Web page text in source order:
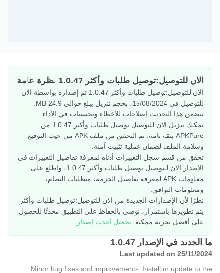
الان للتوصيل:توصيل طلبات وأكثر 1.0.47 نظرة عامة
الان للتوصيل:توصيل طلبات وأكثر 1.0.47 تم إصداره بواسطة الان
يتضمن هذا التحديث إصلاحات للأخطاء وتحسينات في الأداء.
يمكنك تنزيل الان للتوصيل:توصيل طلبات وأكثر 1.0.47 من
APKPure بثقة تامة. تم التحقق من ملف APK من حيث التوقيع
وسلامة الملف لضمان عملية تثبيت آمنة.
تحقق من قسم سجل التغييرات أدناه لمعرفة تفاصيل التغييرات في
الإصدار الان للتوصيل:توصيل طلبات وأكثر 1.0.47، واطلع على
معلومات APK لمعرفة تفاصيل الحزمة، متطلبات النظام،
ومعلومات التوافق.
نظرًا لأن الإصدارات الجديدة من الان للتوصيل:توصيل طلبات وأكثر
يتم تطويرها باستمرار، نوصي بالحفاظ على التطبيق محدثًا للحصول
على أفضل تجربة ممكنة. تحميل أحدث إصدار
ما الجديد في الإصدار 1.0.47
Last updated on 25/11/2024
Minor bug fixes and improvements. Install or update to the